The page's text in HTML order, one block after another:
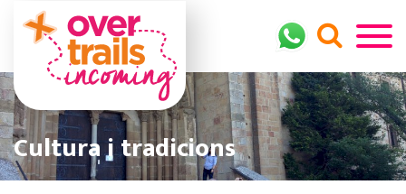
Cultura i tradicions